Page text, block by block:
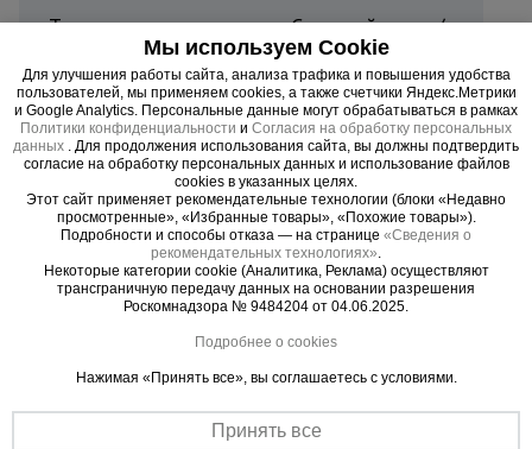
Тип товара
Стальной лист г/к
Количество в упаковке
1
Толщина профиля, мм
2.0
Материал
Сталь г/к Ст3
Вес, кг
49,0
Страна производитель
Россия
Стальной лист г/к 1250x2500x2 мм – это
прочный и универсальный горячекатаный
Мы используем Cookie
Для улучшения работы сайта, анализа трафика и повышения удобства
пользователей, мы применяем cookies, а также счетчики Яндекс.Метрики
и Google Analytics. Персональные данные могут обрабатываться в рамках
Политики конфиденциальности и Согласия на обработку персональных
данных . Для продолжения использования сайта, вы должны подтвердить
согласие на обработку персональных данных и использование файлов
cookies в указанных целях.
Этот сайт применяет рекомендательные технологии (блоки «Недавно
просмотренные», «Избранные товары», «Похожие товары»).
Подробности и способы отказа — на странице «Сведения о
рекомендательных технологиях».
Некоторые категории cookie (Аналитика, Реклама) осуществляют
трансграничную передачу данных на основании разрешения
Роскомнадзора № 9484204 от 04.06.2025.
Подробнее о cookies
Нажимая «Принять все», вы соглашаетесь с условиями.
Принять все